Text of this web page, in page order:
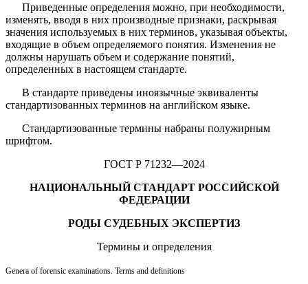
Приведенные определения можно, при необходимости,
изменять, вводя в них производные при­знаки, раскрывая
значения используемых в них терминов, указывая объекты,
входящие в объем опре­деляемого понятия. Изменения не
должны нарушать объем и содержание понятий,
определенных в настоящем стандарте.
В стандарте приведены иноязычные эквиваленты
стандартизованных терминов на английском языке.
Стандартизованные термины набраны полужирным
шрифтом.
ГОСТ Р 71232—2024
НАЦИОНАЛЬНЫЙ СТАНДАРТ РОССИЙСКОЙ
ФЕДЕРАЦИИ
РОДЫ СУДЕБНЫХ ЭКСПЕРТИЗ
Термины и определения
Genera of forensic examinations. Terms and definitions